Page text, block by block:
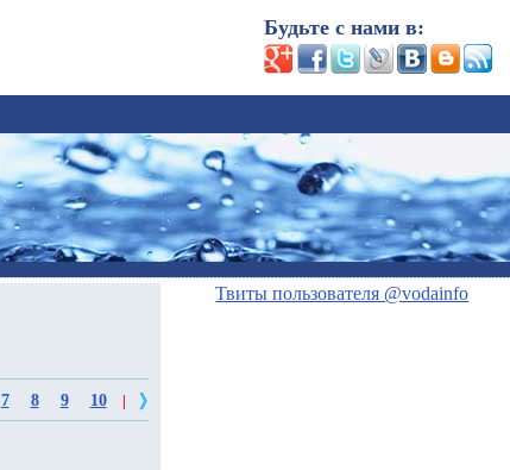
Будьте с нами в:
7 8 9 10
Твиты пользователя @vodainfo